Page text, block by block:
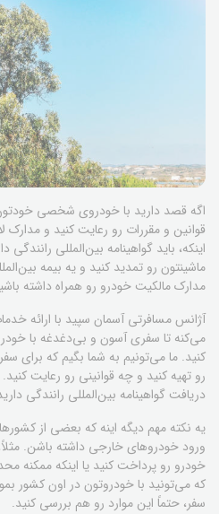
اگه قصد دارید با خودروی شخصی خودتون
قوانین و مقررات رو رعایت کنید و مدارک
اینکه، باید گواهینامه بین‌المللی رانندگی
ماشینتون رو تمدید کنید و یه بیمه
مدارک مالکیت خودرو رو همراه داشته
آژانس مسافرتی آسمان سپید با ارائه
می‌کنه تا سفری آسون و بی‌دغدغه با
کنید. ما می‌تونیم به شما بگیم که برای
رو تهیه کنید و چه قوانینی رو رعایت
دریافت گواهینامه بین‌المللی رانندگی
یه نکته مهم دیگه اینه که بعضی از
ورود خودروهای خارجی داشته باشن.
خودرو رو پرداخت کنید یا اینکه ممکنه
که می‌تونید با خودروتون در اون کشور
سفر، حتماً این موارد رو هم بررسی کنید.